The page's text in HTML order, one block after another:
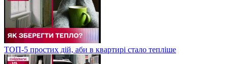
ТОП-5 простих дій, аби в квартирі стало тепліше